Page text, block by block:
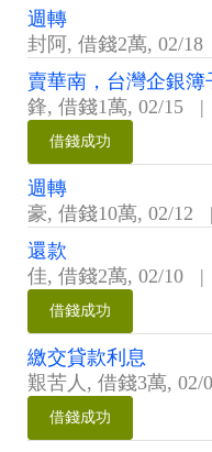
週轉
封阿, 借錢2萬, 02/18
賣華南，台灣企銀簿
鋒, 借錢1萬, 02/15 |
借錢成功
週轉
豪, 借錢10萬, 02/12 |
還款
佳, 借錢2萬, 02/10 |
借錢成功
繳交貸款利息
艱苦人 , 借錢3萬, 02/
借錢成功